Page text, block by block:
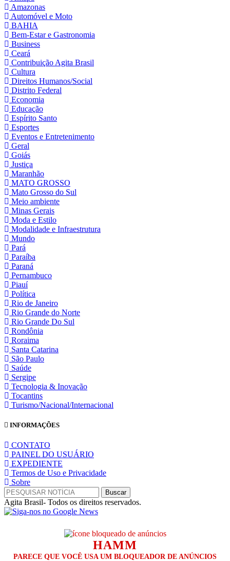
Amazonas
Automóvel e Moto
BAHIA
Bem-Estar e Gastronomia
Business
Ceará
Contribuição Agita Brasil
Cultura
Direitos Humanos/Social
Distrito Federal
Economia
Educação
Espírito Santo
Esportes
Eventos e Entretenimento
Geral
Goiás
Justiça
Maranhão
MATO GROSSO
Mato Grosso do Sul
Meio ambiente
Minas Gerais
Moda e Estilo
Modalidade e Infraestrutura
Mundo
Pará
Paraíba
Paraná
Pernambuco
Piauí
Política
Rio de Janeiro
Rio Grande do Norte
Rio Grande Do Sul
Rondônia
Roraima
Santa Catarina
São Paulo
Saúde
Sergipe
Tecnologia & Inovação
Tocantins
Turismo/Nacional/Internacional
INFORMAÇÕES
CONTATO
PAINEL DO USUÁRIO
EXPEDIENTE
Termos de Uso e Privacidade
Sobre
Agita Brasil- Todos os direitos reservados.
HAMM
PARECE QUE VOCÊ USA UM BLOQUEADOR DE ANÚNCIOS